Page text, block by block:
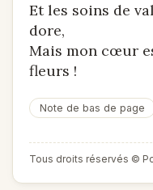
Et les soins de
dore,
Mais mon cœur
fleurs !
Note de bas de page
Tous droits réservés ©